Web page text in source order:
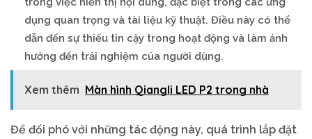
dụng quan trọng và tài liệu kỹ thuật. Điều này có thể
dẫn đến sự thiếu tin cậy trong hoạt động và làm ảnh
hưởng đến trải nghiệm của người dùng.
Xem thêm Màn hình Qiangli LED P2 trong nhà
Để đối phó với những tác động này, quá trình lắp đặt